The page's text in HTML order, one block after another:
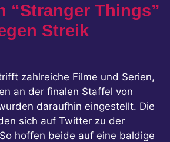
“Stranger Things”
Streik
zahlreiche Filme und Serien,
an der finalen Staffel von
daraufhin eingestellt. Die
sich auf Twitter zu der
hoffen beide auf eine baldige